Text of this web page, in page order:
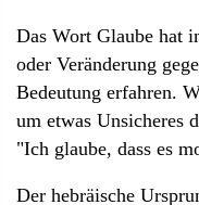
Das Wort Glaube hat
oder Veränderung
Bedeutung erfahren.
um etwas Unsicheres
"Ich glaube, dass es
Der hebräische